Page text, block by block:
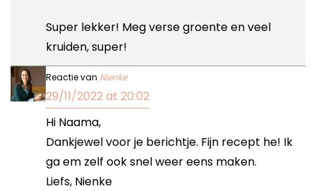
Super lekker! Meg verse groente en veel
kruiden, super!
Reactie van Nienke
29/11/2022 at 20:02
Hi Naama,
Dankjewel voor je berichtje. Fijn recept he! Ik
ga em zelf ook snel weer eens maken.
Liefs, Nienke